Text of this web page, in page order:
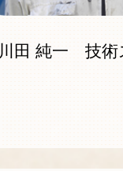
川田 純一 技術